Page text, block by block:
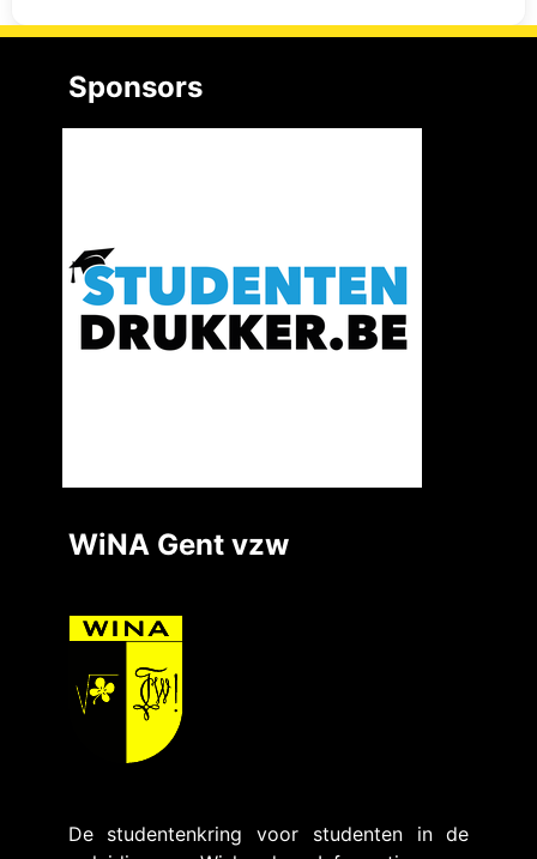
Sponsors
WiNA Gent vzw
De studentenkring voor studenten in de